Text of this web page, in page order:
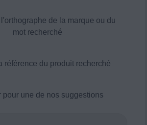
de la marque ou du
mot recherché
référence du produit recherché
pour une de nos suggestions